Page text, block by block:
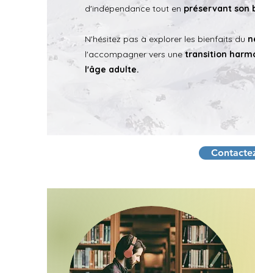
d'indépendance tout en préservant son
N'hésitez pas à explorer les bienfaits du
l'accompagner vers une transition
l'âge adulte.